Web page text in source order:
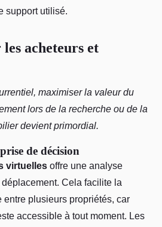
support utilisé.
acheteurs et
maximiser la valeur du
lors de la recherche ou de la
devient primordial.
de décision
virtuelles offre une analyse
Cela facilite la
plusieurs propriétés, car
accessible à tout moment. Les